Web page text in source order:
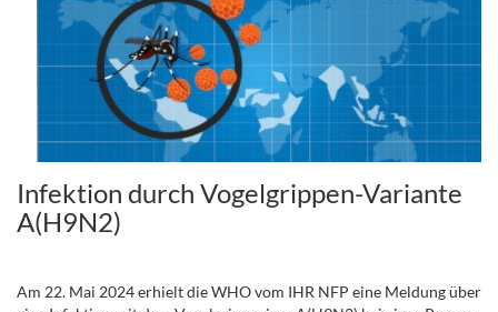
Infektion durch Vogelgrippen-Variante
A(H9N2)
Am 22. Mai 2024 erhielt die WHO vom IHR NFP eine Meldung über